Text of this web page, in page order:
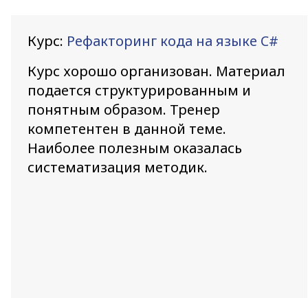
Курс: Рефакторинг кода на языке C#
Курс хорошо организован. Материал
подается структурированным и
понятным образом. Тренер
компетентен в данной теме.
Наиболее полезным оказалась
систематизация методик.